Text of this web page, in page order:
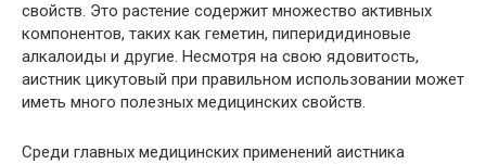
свойств. Это растение содержит множество активных
компонентов, таких как геметин, пиперидидиновые
алкалоиды и другие. Несмотря на свою ядовитость,
аистник цикутовый при правильном использовании может
иметь много полезных медицинских свойств.
Среди главных медицинских применений аистника